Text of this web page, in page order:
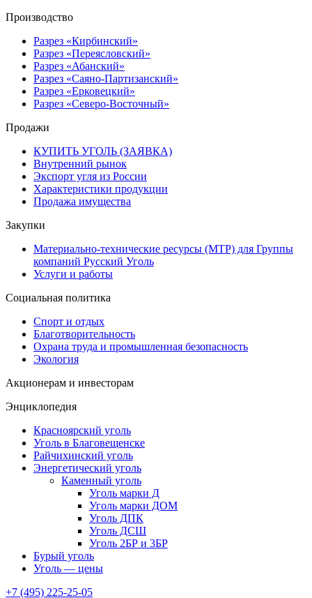
Производство
Разрез «Кирбинский»
Разрез «Переясловский»
Разрез «Абанский»
Разрез «Саяно-Партизанский»
Разрез «Ерковецкий»
Разрез «Северо-Восточный»
Продажи
КУПИТЬ УГОЛЬ (ЗАЯВКА)
Внутренний рынок
Экспорт угля из России
Характеристики продукции
Продажа имущества
Закупки
Материально-технические ресурсы (МТР) для Группы
компаний Русский Уголь
Услуги и работы
Социальная политика
Спорт и отдых
Благотворительность
Охрана труда и промышленная безопасность
Экология
Акционерам и инвесторам
Энциклопедия
Красноярский уголь
Уголь в Благовещенске
Райчихинский уголь
Энергетический уголь
Каменный уголь
Уголь марки Д
Уголь марки ДОМ
Уголь ДПК
Уголь ДСШ
Уголь 2БР и 3БР
Бурый уголь
Уголь — цены
+7 (495) 225-25-05